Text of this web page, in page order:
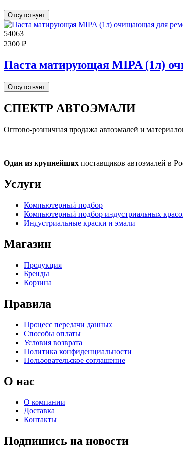
Отсутствует
54063
2300 ₽
Паста матирующая MIPA (1л)
Отсутствует
СПЕКТР АВТОЭМАЛИ
Оптово-розничная продажа автоэмалей и
Один из крупнейших поставщиков автоэмалей в
Услуги
Компьютерный подбор
Компьютерный подбор индустриальных
Индустриальные краски и эмали
Магазин
Продукция
Бренды
Корзина
Правила
Процесс передачи данных
Способы оплаты
Условия возврата
Политика конфиденциальности
Пользовательское соглашение
О нас
О компании
Доставка
Контакты
Подпишись на новости